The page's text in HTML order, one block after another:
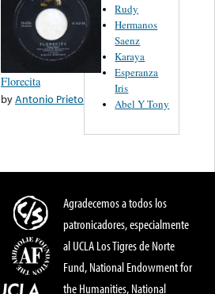
Florecita
byAntonio Prieto
Rudy
Hermanos
Saenz
Karaya
Esperanza
Iris
Abel Y Tony
Agradecemos a todos los
patronicadores, especialmente
al UCLA Los Tigres de Norte
Fund, National Endowment for
the Humanities, National